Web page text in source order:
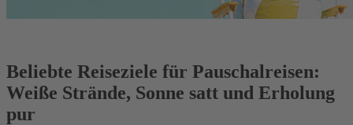
Beliebte Reiseziele für Pauschalreisen:
Weiße Strände, Sonne satt und Erholung
pur